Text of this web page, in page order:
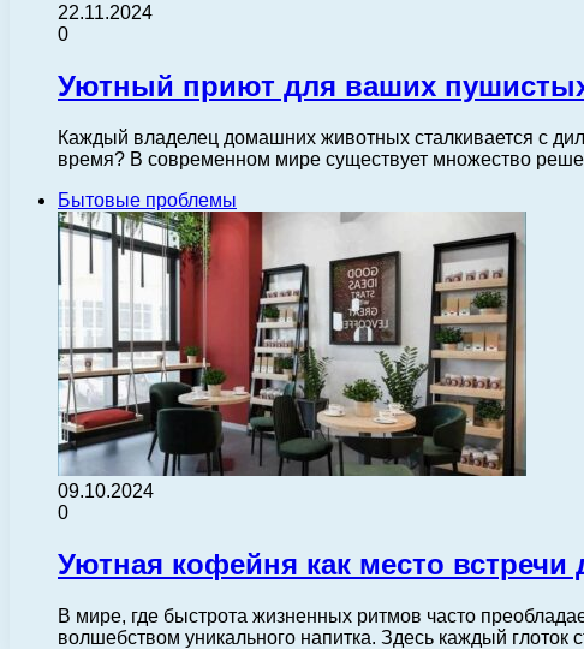
22.11.2024
0
Уютный приют для ваших
Каждый владелец домашних животных сталкивается с
время? В современном мире существует множество
Бытовые проблемы
09.10.2024
0
Уютная кофейня как место
В мире, где быстрота жизненных ритмов часто
волшебством уникального напитка. Здесь каждый